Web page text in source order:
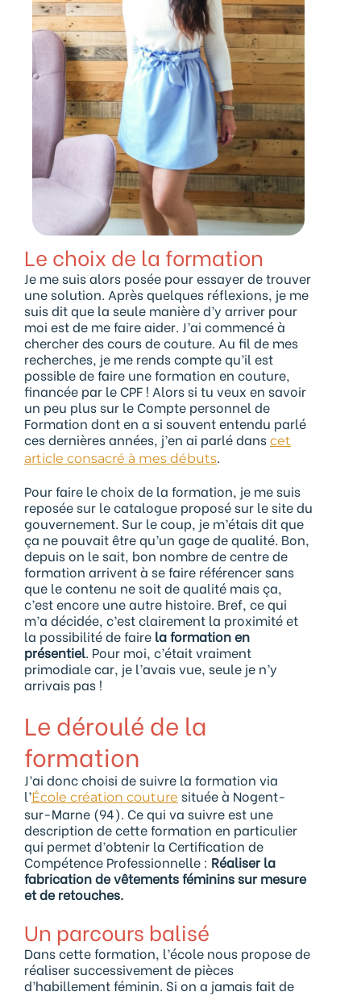
Le choix de la formation
Je me suis alors posée pour essayer de trouver
une solution. Après quelques réflexions, je me
suis dit que la seule manière d’y arriver pour
moi est de me faire aider. J’ai commencé à
chercher des cours de couture. Au fil de mes
recherches, je me rends compte qu’il est
possible de faire une formation en couture,
financée par le CPF ! Alors si tu veux en savoir
un peu plus sur le Compte personnel de
Formation dont en a si souvent entendu parlé
ces dernières années, j’en ai parlé dans cet
article consacré à mes débuts.
Pour faire le choix de la formation, je me suis
reposée sur le catalogue proposé sur le site du
gouvernement. Sur le coup, je m’étais dit que
ça ne pouvait être qu’un gage de qualité. Bon,
depuis on le sait, bon nombre de centre de
formation arrivent à se faire référencer sans
que le contenu ne soit de qualité mais ça,
c’est encore une autre histoire. Bref, ce qui
m’a décidée, c’est clairement la proximité et
la possibilité de faire la formation en
présentiel. Pour moi, c’était vraiment
primodiale car, je l’avais vue, seule je n’y
arrivais pas !
Le déroulé de la
formation
J’ai donc choisi de suivre la formation via
l’École création couture située à Nogent-
sur-Marne (94). Ce qui va suivre est une
description de cette formation en particulier
qui permet d’obtenir la Certification de
Compétence Professionnelle : Réaliser la
fabrication de vêtements féminins sur mesure
et de retouches.
Un parcours balisé
Dans cette formation, l’école nous propose de
réaliser successivement de pièces
d’habillement féminin. Si on a jamais fait de